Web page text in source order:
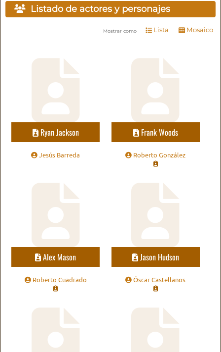
Listado de actores y personajes
Mostrar como Lista Mosaico
Ryan Jackson
Jesús Barreda
Frank Woods
Roberto González
Alex Mason
Roberto Cuadrado
Jason Hudson
Óscar Castellanos